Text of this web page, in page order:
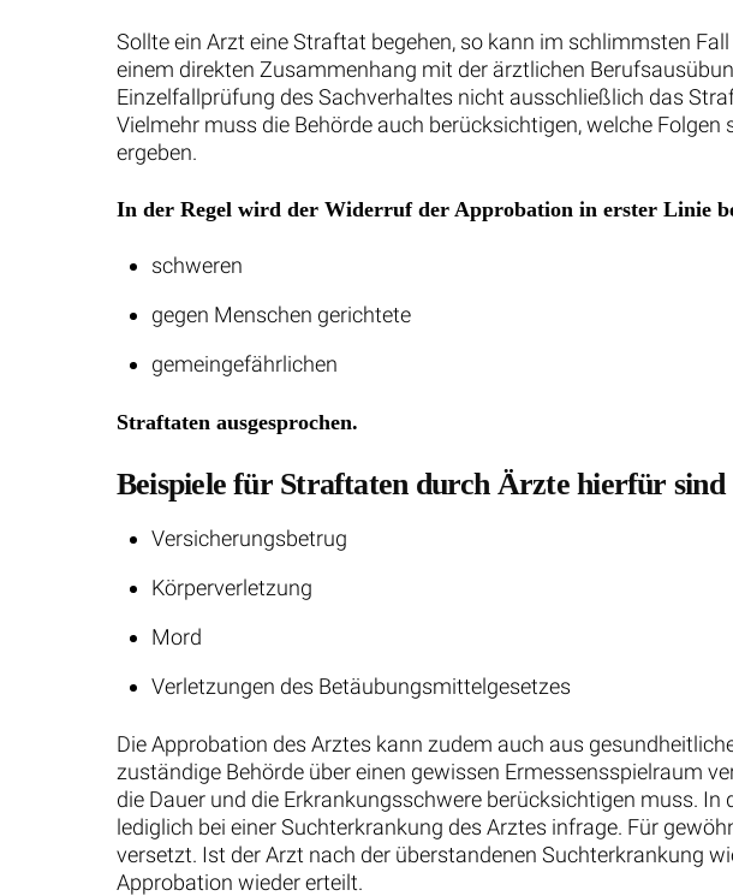
Sollte ein Arzt eine Straftat begehen, so kann im schlimmsten
einem direkten Zusammenhang mit der ärztlichen
Einzelfallprüfung des Sachverhaltes nicht ausschließlich das
Vielmehr muss die Behörde auch berücksichtigen, welche
ergeben.
In der Regel wird der Widerruf der Approbation in erster Linie
schweren
gegen Menschen gerichtete
gemeingefährlichen
Straftaten ausgesprochen.
Beispiele für Straftaten durch Ärzte hierfür sind
Versicherungsbetrug
Körperverletzung
Mord
Verletzungen des Betäubungsmittelgesetzes
Die Approbation des Arztes kann zudem auch aus
zuständige Behörde über einen gewissen Ermessensspielraum
die Dauer und die Erkrankungsschwere berücksichtigen muss.
lediglich bei einer Suchterkrankung des Arztes infrage. Für
versetzt. Ist der Arzt nach der überstandenen Suchterkrankung
Approbation wieder erteilt.